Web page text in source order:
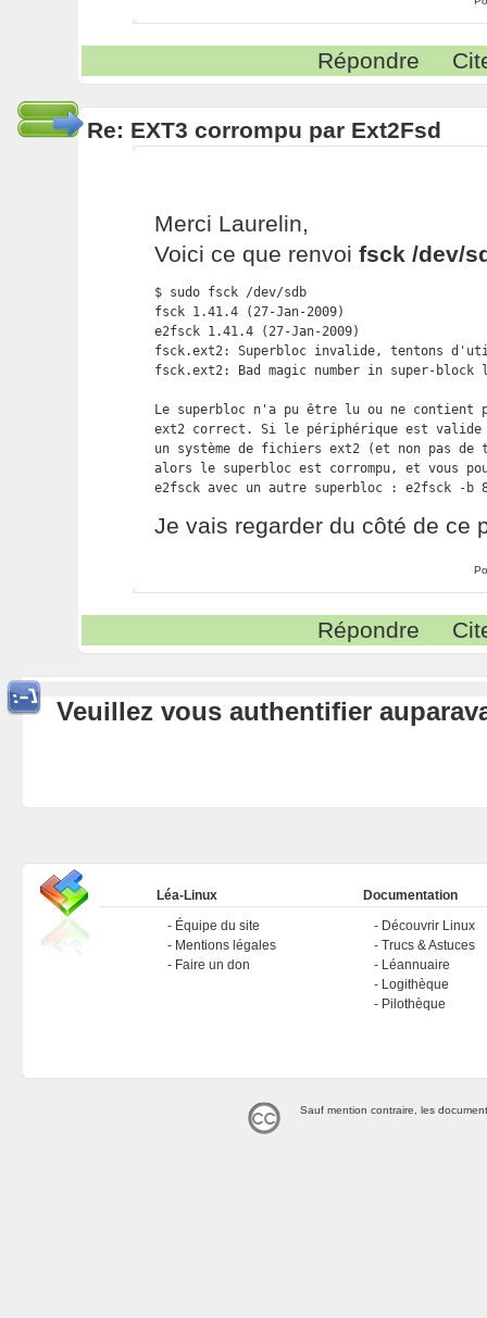
Répondre
Re: EXT3 corrompu par Ext2Fsd
Merci Laurelin,
Voici ce que renvoi fsck /dev/
$ sudo fsck /dev/sdb
fsck 1.41.4 (27-Jan-2009)
e2fsck 1.41.4 (27-Jan-2009)
fsck.ext2: Superbloc invalide, tentons
fsck.ext2: Bad magic number in super-
Le superbloc n'a pu être lu ou ne contient
ext2 correct. Si le périphérique est
un système de fichiers ext2 (et non pas de
alors le superbloc est corrompu, et vous
e2fsck avec un autre superbloc : e2fsck -b
Je vais regarder du côté de ce
Répondre
Veuillez vous authentifier
Léa-Linux
Équipe du site
Mentions légales
Faire un don
Documentation
Découvrir Linux
Trucs & Astuces
Léannuaire
Logithèque
Pilothèque
Sauf mention contraire, les